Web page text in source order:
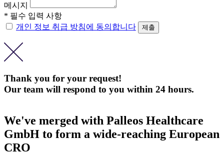
메시지
* 필수 입력 사항
개인 정보 취급 방침에 동의합니다
Thank you for your request!
Our team will respond to you within 24 hours.
We've merged with Palleos Healthcare
GmbH to form a wide-reaching European
CRO